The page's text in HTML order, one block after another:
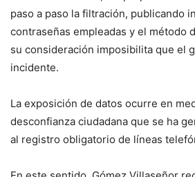
paso a paso la filtración, publicando
contraseñas empleadas y el método
su consideración imposibilita que el
incidente.
La exposición de datos ocurre en
desconfianza ciudadana que se ha
al registro obligatorio de líneas